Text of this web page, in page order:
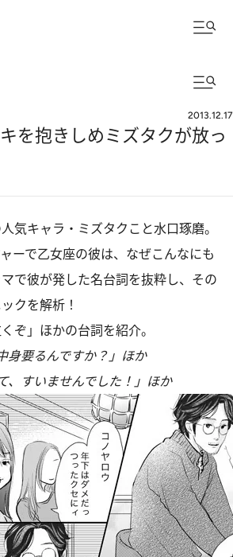
2013.12.17
を抱きしめミズタクが放っ
気キャラ・ミズタクこと水口琢磨。
ーで乙女座の彼は、なぜこんなにも
で彼が発した名台詞を抜粋し、その
クを解析！
ぞ」ほかの台詞を紹介。
身要るんですか？」ほか
、すいませんでした！」ほか